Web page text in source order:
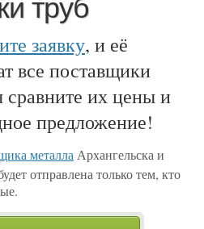
труб
заявку, и её
все поставщики
их цены и
предложение!
металла Архангельска и
отправлена только тем, кто